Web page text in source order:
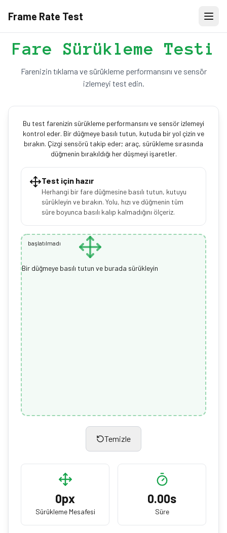
Frame Rate Test
Fare Sürükleme Testi
Farenizin tıklama ve sürükleme performansını ve sensör
izlemeyi test edin.
Bu test farenizin sürükleme performansını ve sensör izlemeyi
kontrol eder. Bir düğmeye basılı tutun, kutuda bir yol çizin ve
bırakın. Çizgi sensörü takip eder; araç, sürükleme sırasında
düğmenin bırakıldığı her düşmeyi işaretler.
Test için hazır
Herhangi bir fare düğmesine basılı tutun, kutuyu
sürükleyin ve bırakın. Yolu, hızı ve düğmenin tüm
süre boyunca basılı kalıp kalmadığını ölçeriz.
başlatılmadı
Bir düğmeye basılı tutun ve burada sürükleyin
Temizle
0px
Sürükleme Mesafesi
0.00s
Süre